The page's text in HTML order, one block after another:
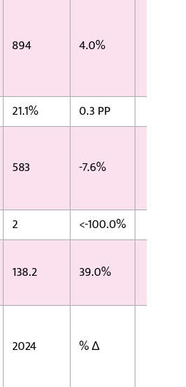
894 4.0%
21.1% 0.3 PP
583 -7.6%
2 <-100.0%
138.2 39.0%
2024 % ∆